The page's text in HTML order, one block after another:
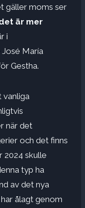
gäller moms ser
är mer
i
María
Gestha.
vanliga
när det
och det finns
2024 skulle
typ ha
av det nya
ålagt genom